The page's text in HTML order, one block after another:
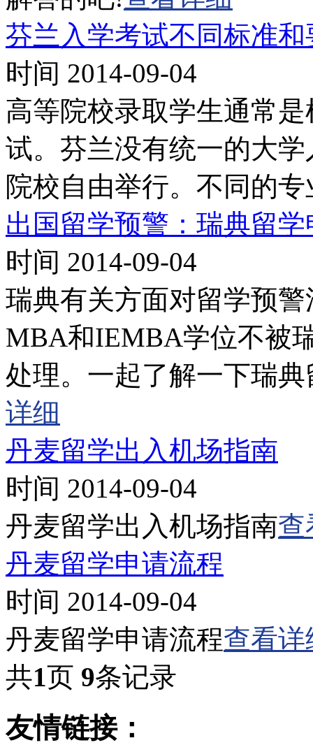
芬兰入学考试不同标准和
时间 2014-09-04
高等院校录取学生通常
试。芬兰没有统一的大
院校自由举行。不同的
出国留学预警：瑞典留
时间 2014-09-04
瑞典有关方面对留学预
MBA和IEMBA学位不被
处理。一起了解一下瑞
详细
丹麦留学出入机场指南
时间 2014-09-04
丹麦留学出入机场指南查
丹麦留学申请流程
时间 2014-09-04
丹麦留学申请流程查看详
共1页 9条记录
友情链接：